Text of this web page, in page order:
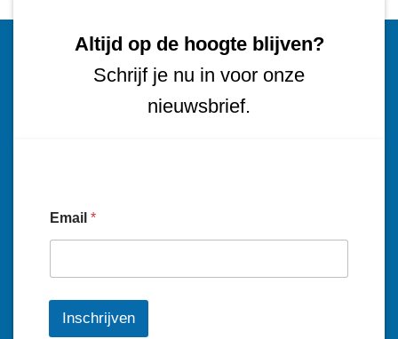
Altijd op de hoogte blijven?
Schrijf je nu in voor onze
nieuwsbrief.
Email *
Inschrijven